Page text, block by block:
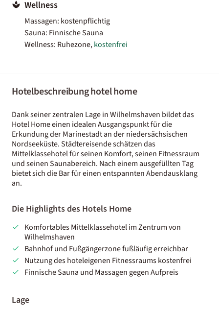
Wellness
Massagen: kostenpflichtig
Sauna: Finnische Sauna
Wellness: Ruhezone,kostenfrei
Hotelbeschreibung hotel home
Dank seiner zentralen Lage in Wilhelmshaven bildet das
Hotel Home einen idealen Ausgangspunkt für die
Erkundung der Marinestadt an der niedersächsischen
Nordseeküste. Städtereisende schätzen das
Mittelklassehotel für seinen Komfort, seinen Fitnessraum
und seinen Saunabereich. Nach einem ausgefüllten Tag
bietet sich die Bar für einen entspannten Abendausklang
an.
Die Highlights des Hotels Home
Komfortables Mittelklassehotel im Zentrum von
Wilhelmshaven
Bahnhof und Fußgängerzone fußläufig erreichbar
Nutzung des hoteleigenen Fitnessraums kostenfrei
Finnische Sauna und Massagen gegen Aufpreis
Lage